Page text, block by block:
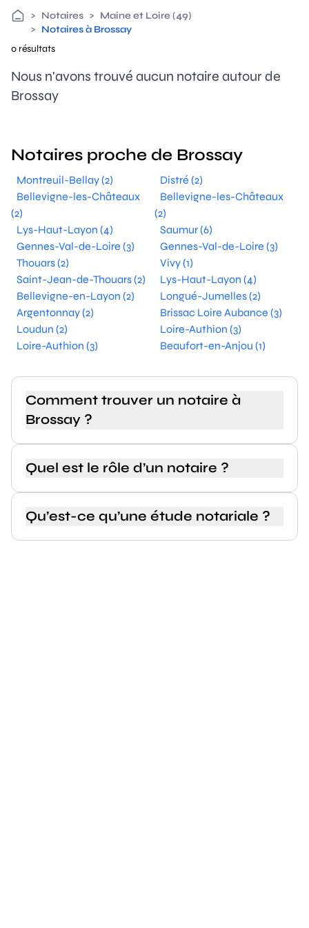
> Notaires > Maine et Loire (49)
> Notaires à Brossay
0 résultats
Nous n'avons trouvé aucun notaire autour de
Brossay
Notaires proche de Brossay
Montreuil-Bellay (2)
Distré (2)
Bellevigne-les-Châteaux
(2)
Bellevigne-les-Châteaux
(2)
Lys-Haut-Layon (4)
Saumur (6)
Gennes-Val-de-Loire (3)
Gennes-Val-de-Loire (3)
Thouars (2)
Vivy (1)
Saint-Jean-de-Thouars (2)
Lys-Haut-Layon (4)
Bellevigne-en-Layon (2)
Longué-Jumelles (2)
Argentonnay (2)
Brissac Loire Aubance (3)
Loudun (2)
Loire-Authion (3)
Loire-Authion (3)
Beaufort-en-Anjou (1)
Comment trouver un notaire à
Brossay ?
Quel est le rôle d’un notaire ?
Qu’est-ce qu’une étude notariale ?